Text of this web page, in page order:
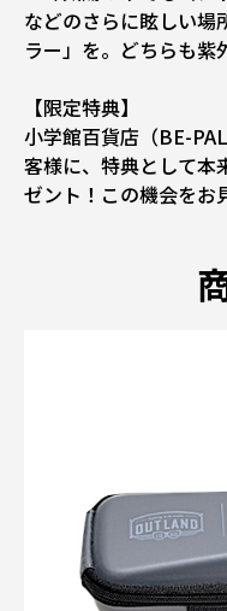
などのさらに眩しい場
ラー」を。どちらも紫
【限定特典】
小学館百貨店（BE-
客様に、特典として本
ゼント！この機会をお